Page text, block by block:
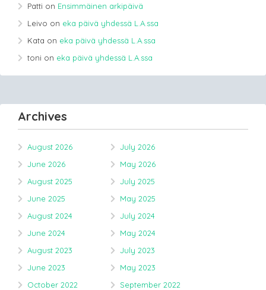
Patti on Ensimmäinen arkipäivä
Leivo on eka päivä yhdessä L.A.ssa
Kata on eka päivä yhdessä L.A.ssa
toni on eka päivä yhdessä L.A.ssa
Archives
August 2026
July 2026
June 2026
May 2026
August 2025
July 2025
June 2025
May 2025
August 2024
July 2024
June 2024
May 2024
August 2023
July 2023
June 2023
May 2023
October 2022
September 2022